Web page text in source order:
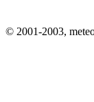
© 2001-2003,